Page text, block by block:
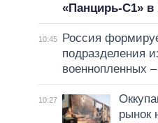
«Панцирь-С1»
10:45
Россия
подразделения
военнопленных
10:27
рынок